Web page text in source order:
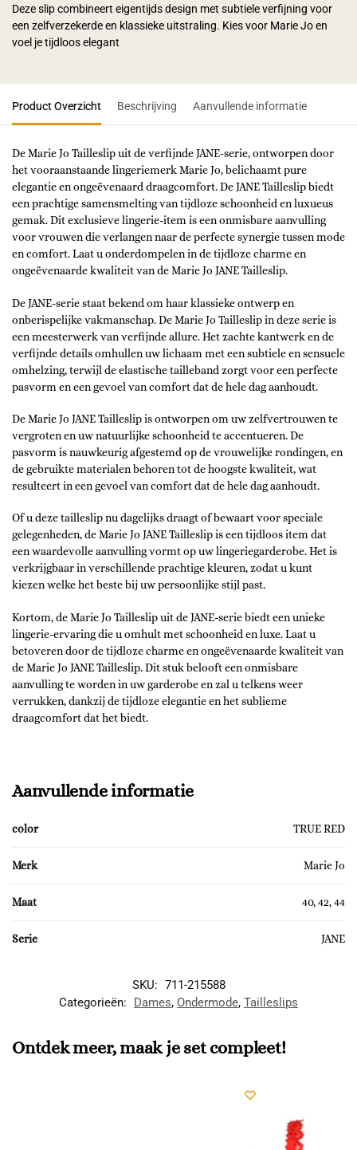
Deze slip combineert eigentijds design met subtiele verfijning voor
een zelfverzekerde en klassieke uitstraling. Kies voor Marie Jo en
voel je tijdloos elegant
Product Overzicht Beschrijving Aanvullende informatie
De Marie Jo Tailleslip uit de verfijnde JANE-serie, ontworpen door
het vooraanstaande lingeriemerk Marie Jo, belichaamt pure
elegantie en ongeëvenaard draagcomfort. De JANE Tailleslip biedt
een prachtige samensmelting van tijdloze schoonheid en luxueus
gemak. Dit exclusieve lingerie-item is een onmisbare aanvulling
voor vrouwen die verlangen naar de perfecte synergie tussen mode
en comfort. Laat u onderdompelen in de tijdloze charme en
ongeëvenaarde kwaliteit van de Marie Jo JANE Tailleslip.
De JANE-serie staat bekend om haar klassieke ontwerp en
onberispelijke vakmanschap. De Marie Jo Tailleslip in deze serie is
een meesterwerk van verfijnde allure. Het zachte kantwerk en de
verfijnde details omhullen uw lichaam met een subtiele en sensuele
omhelzing, terwijl de elastische tailleband zorgt voor een perfecte
pasvorm en een gevoel van comfort dat de hele dag aanhoudt.
De Marie Jo JANE Tailleslip is ontworpen om uw zelfvertrouwen te
vergroten en uw natuurlijke schoonheid te accentueren. De
pasvorm is nauwkeurig afgestemd op de vrouwelijke rondingen, en
de gebruikte materialen behoren tot de hoogste kwaliteit, wat
resulteert in een gevoel van comfort dat de hele dag aanhoudt.
Of u deze tailleslip nu dagelijks draagt of bewaart voor speciale
gelegenheden, de Marie Jo JANE Tailleslip is een tijdloos item dat
een waardevolle aanvulling vormt op uw lingeriegarderobe. Het is
verkrijgbaar in verschillende prachtige kleuren, zodat u kunt
kiezen welke het beste bij uw persoonlijke stijl past.
Kortom, de Marie Jo Tailleslip uit de JANE-serie biedt een unieke
lingerie-ervaring die u omhult met schoonheid en luxe. Laat u
betoveren door de tijdloze charme en ongeëvenaarde kwaliteit van
de Marie Jo JANE Tailleslip. Dit stuk belooft een onmisbare
aanvulling te worden in uw garderobe en zal u telkens weer
verrukken, dankzij de tijdloze elegantie en het sublieme
draagcomfort dat het biedt.
Aanvullende informatie
color TRUE RED
Merk Marie Jo
Maat 40, 42, 44
Serie JANE
SKU: 711-215588
Categorieën:
Dames, Ondermode, Tailleslips
Ontdek meer, maak je set compleet!